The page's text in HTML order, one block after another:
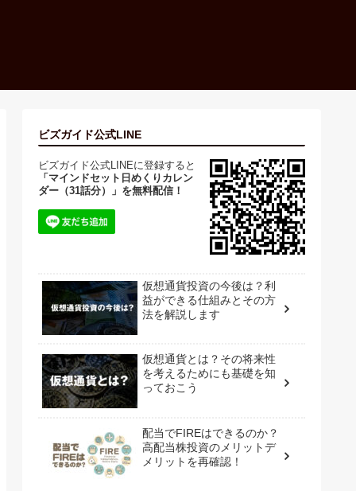
ビズガイド公式LINE
ビズガイド公式LINEに登録すると
「マインドセット日めくりカレン
ダー（31話分）」を無料配信！
仮想通貨投資の今後は？利
益ができる仕組みとその方
法を解説します
仮想通貨とは？その将来性
を考えるためにも基礎を知
っておこう
配当でFIREはできるのか？
高配当株投資のメリットデ
メリットを再確認！